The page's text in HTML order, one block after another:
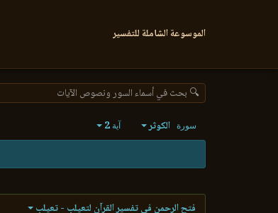
الموسوعة الشاملة للتفسير
🔍 بحث في أسماء السور ونصوص الآيات
سورة الكوثر آية 2
فتح الرحمن في تفسير القرآن لتعيلب - تعيلب